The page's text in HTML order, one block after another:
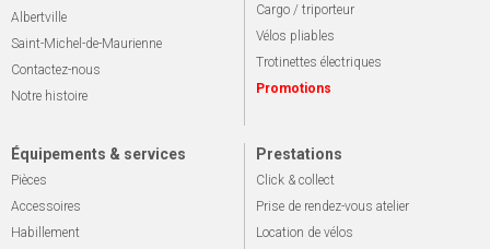
Albertville
Saint-Michel-de-Maurienne
Contactez-nous
Notre histoire
Cargo / triporteur
Vélos pliables
Trotinettes électriques
Promotions
Équipements & services
Pièces
Accessoires
Habillement
Prestations
Click & collect
Prise de rendez-vous atelier
Location de vélos